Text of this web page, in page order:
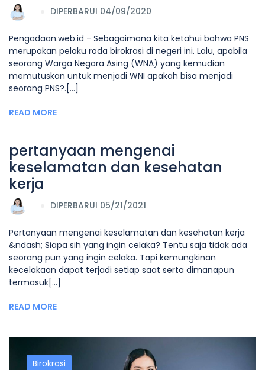
DIPERBARUI 04/09/2020
Pengadaan.web.id - Sebagaimana kita ketahui bahwa PNS
merupakan pelaku roda birokrasi di negeri ini. Lalu, apabila
seorang Warga Negara Asing (WNA) yang kemudian
memutuskan untuk menjadi WNI apakah bisa menjadi
seorang PNS?.[...]
READ MORE
pertanyaan mengenai
keselamatan dan kesehatan
kerja
DIPERBARUI 05/21/2021
Pertanyaan mengenai keselamatan dan kesehatan kerja
&ndash; Siapa sih yang ingin celaka? Tentu saja tidak ada
seorang pun yang ingin celaka. Tapi kemungkinan
kecelakaan dapat terjadi setiap saat serta dimanapun
termasuk[...]
READ MORE
Birokrasi